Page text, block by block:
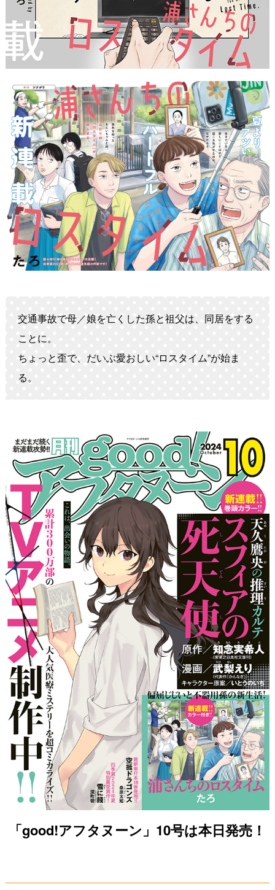
交通事故で母／娘を亡くした孫と祖父は、同居をする
ことに。
ちょっと歪で、だいぶ愛おしい“ロスタイム”が始ま
る。
「good!アフタヌーン」10号は本日発売！